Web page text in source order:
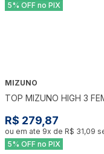
5% OFF no PIX
MIZUNO
TOP MIZUNO HIGH 3
R$ 279,87
ou em ate 9x de R$ 31,09
5% OFF no PIX